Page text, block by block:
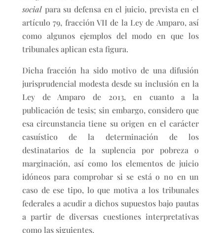
socialpara su defensa en el juicio, prevista en el
artículo 79, fracción VII de la Ley de Amparo, así
como algunos ejemplos del modo en que los
tribunales aplican esta figura.
Dicha fracción ha sido motivo de una difusión
jurisprudencial modesta desde su inclusión en la
Ley de Amparo de 2013, en cuanto a la
publicación de tesis; sin embargo, considero que
esa circunstancia tiene su origen en el carácter
casuístico de la determinación de los
destinatarios de la suplencia por pobreza o
marginación, así como los elementos de juicio
idóneos para comprobar si se está o no en un
caso de ese tipo, lo que motiva a los tribunales
federales a acudir a dichos supuestos bajo pautas
a partir de diversas cuestiones interpretativas
como las siguientes.